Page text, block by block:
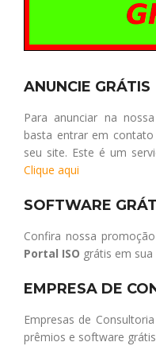
ANUNCIE GRÁTIS
Para anunciar na
basta entrar em
seu site. Este é um
Clique aqui
SOFTWARE
Confira nossa
Portal ISO grátis em sua
EMPRESA DE
Empresas de
prêmios e software